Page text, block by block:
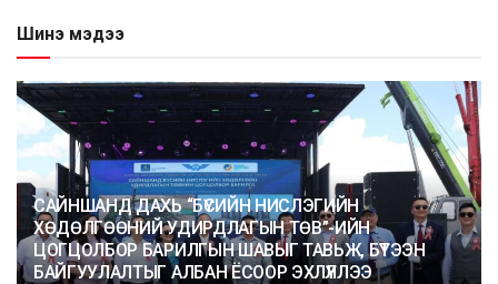
Шинэ мэдээ
САЙНШАНД ДАХЬ “БҮСИЙН НИСЛЭГИЙН
ХӨДӨЛГӨӨНИЙ УДИРДЛАГЫН ТӨВ”-ИЙН
ЦОГЦОЛБОР БАРИЛГЫН ШАВЫГ ТАВЬЖ, БҮТЭЭН
БАЙГУУЛАЛТЫГ АЛБАН ЁСООР ЭХЛҮҮЛЛЭЭ